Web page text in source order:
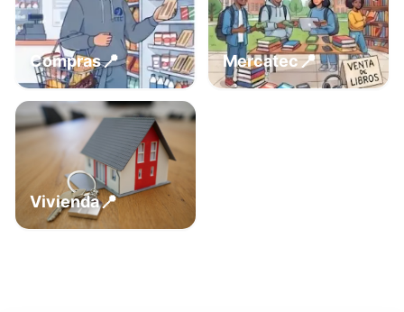
Compras📍 Mercatec📍
Vivienda📍